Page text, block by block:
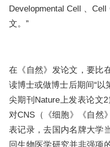
Developmental Cell 、
文。”
在《自然》发论文，要比
读博士或做博士后期间“
尖期刊Nature上发表论文
对CNS（《细胞》《自然
表记录，去国内名牌大学
回生物医学研究并非强项